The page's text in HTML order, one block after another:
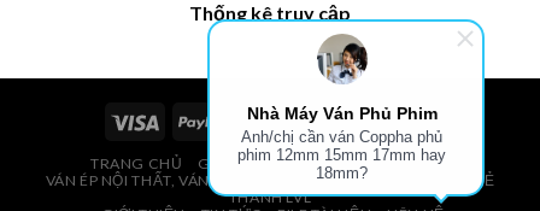
Thống kê truy cập
TRANG CHỦ
GIÁ VÁN PHỦ PHIM, VÁN COPPHA
VÁN ÉP NỘI THẤT, VÁN ÉP BAO BÌ, VÁN SOFA, PALLETS, VÁN SẺ
THANH LVL
Nhà Máy Ván Phủ Phim
Anh/chị cần ván Coppha phủ
phim 12mm 15mm 17mm hay
18mm?